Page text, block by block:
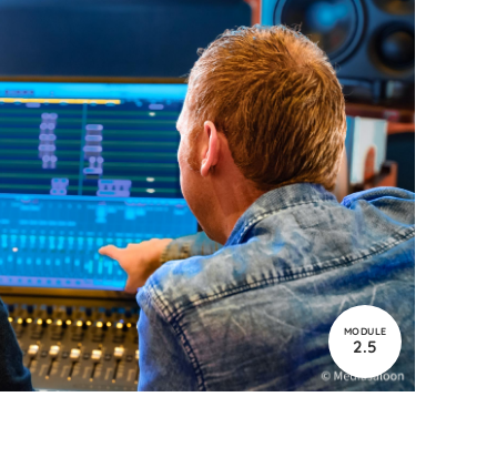
MODULE
2.5